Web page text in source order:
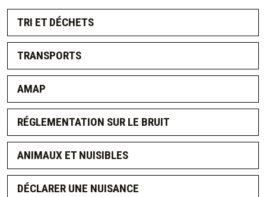
TRI ET DÉCHETS
TRANSPORTS
AMAP
RÉGLEMENTATION SUR LE BRUIT
ANIMAUX ET NUISIBLES
DÉCLARER UNE NUISANCE